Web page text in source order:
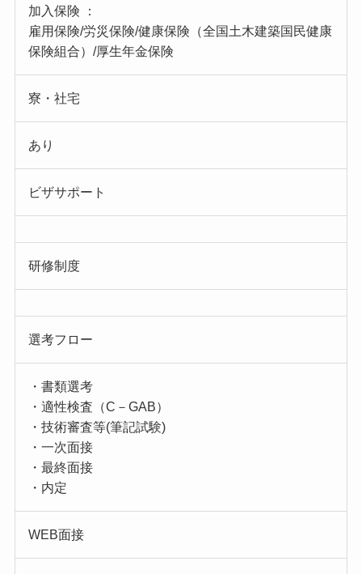
加入保険 ：
雇用保険/労災保険/健康保険（全国土木建築国民健康
保険組合）/厚生年金保険
寮・社宅
あり
ビザサポート
研修制度
選考フロー
・書類選考
・適性検査（C－GAB）
・技術審査等(筆記試験)
・一次面接
・最終面接
・内定
WEB面接